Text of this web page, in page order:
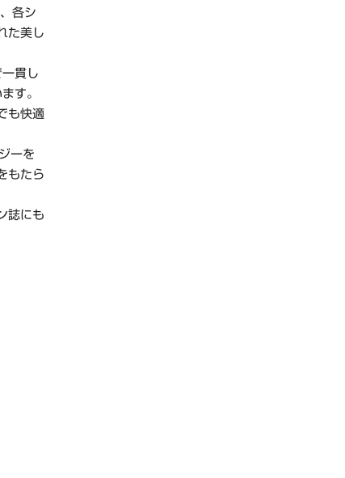
各シ
た美し
貫し
す。
も快適
ーを
もたら
誌にも